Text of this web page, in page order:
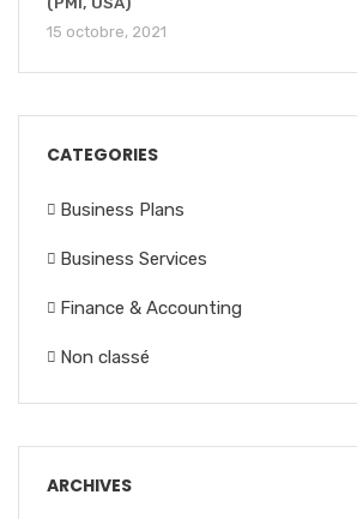
15 octobre, 2021
CATEGORIES
Business Plans
Business Services
Finance & Accounting
Non classé
ARCHIVES